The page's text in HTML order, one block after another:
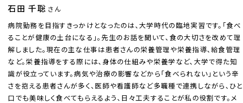
石田 千聡 さん
病院勤務を目指すきっかけとなったのは、大学時代の臨地実習です。「食べ
ることが健康の土台になる」。先生のお話を聞いて、食の大切さを改めて理
解しました。現在の主な仕事は患者さんの栄養管理や栄養指導、給食管理
など。栄養指導をする際には、身体の仕組みや栄養学など、大学で得た知
識が役立っています。病気や治療の影響などから「食べられない」という辛
さを抱える患者さんが多く、医師や看護師など多職種で連携しながら、ひと
口でも美味しく食べてもらえるよう、日々工夫することが私の役割です。メ